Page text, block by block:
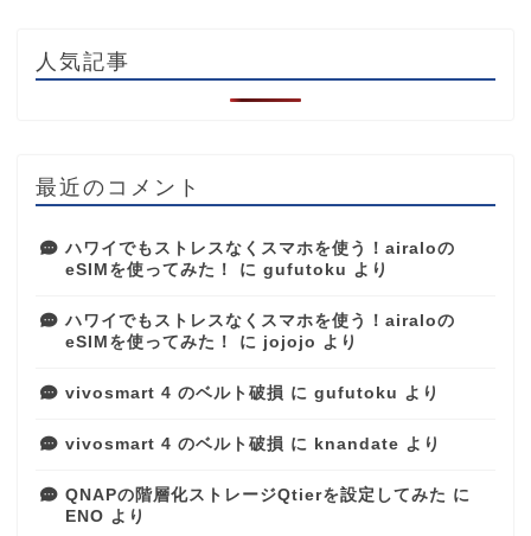
人気記事
最近のコメント
ハワイでもストレスなくスマホを使う！airaloの
eSIMを使ってみた！
に gufutoku より
ハワイでもストレスなくスマホを使う！airaloの
eSIMを使ってみた！
に jojojo より
vivosmart 4 のベルト破損 に gufutoku より
vivosmart 4 のベルト破損 に knandate より
QNAPの階層化ストレージQtierを設定してみた に
ENO より